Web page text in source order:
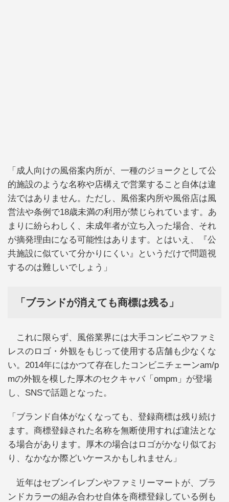
「成人向けの風俗案内所が、一種のジョークとして公
的施設のような名称や店構えで営業すること自体は違
法ではありません。ただし、風俗案内所や風俗店は風
営法や条例で18歳未満の利用が禁じられています。あ
まりに紛らわしく、未成年者が立ち入った場合、それ
が摘発理由になる可能性はあります。とはいえ、『公
共施設に似ていて分かりにくい』というだけで問題視
するのは難しいでしょう」
「ブランドが消えても商標は残る」
これに限らず、風俗業界には大手コンビニやファミ
レスのロゴ・外観をもじって使用する店舗も少なくな
い。2014年にはかつて存在したコンビニチェーンam/p
mの外観を模した厚木のセクキャバ「ompm」が登場
し、SNSで話題となった。
「ブランド自体がなくなっても、登録商標は残り続け
ます。商標登録された名称を無断使用すれば違法とな
る場合があります。厚木の場合はロゴがかなり似てお
り、なかなか際どいケースかもしれません」
近年はセブンイレブンやファミリーマートが、ブラ
ンドカラーの組み合わせ自体を商標登録している例も